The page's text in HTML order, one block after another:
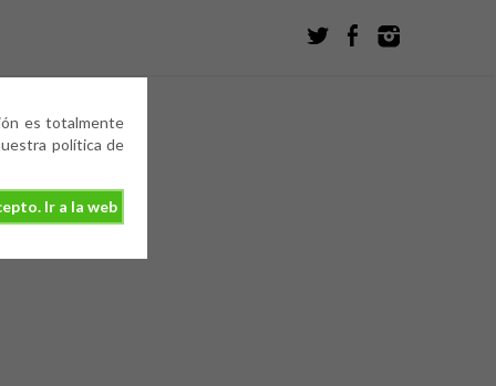
es totalmente
política de
Ir a la web